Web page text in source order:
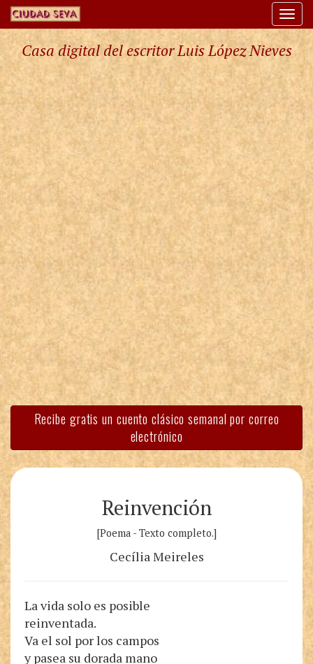
Casa digital del escritor Luis López Nieves
Recibe gratis un cuento clásico semanal por correo
electrónico
Reinvención
[Poema - Texto completo.]
Cecília Meireles
La vida solo es posible
reinventada.
Va el sol por los campos
y pasea su dorada mano